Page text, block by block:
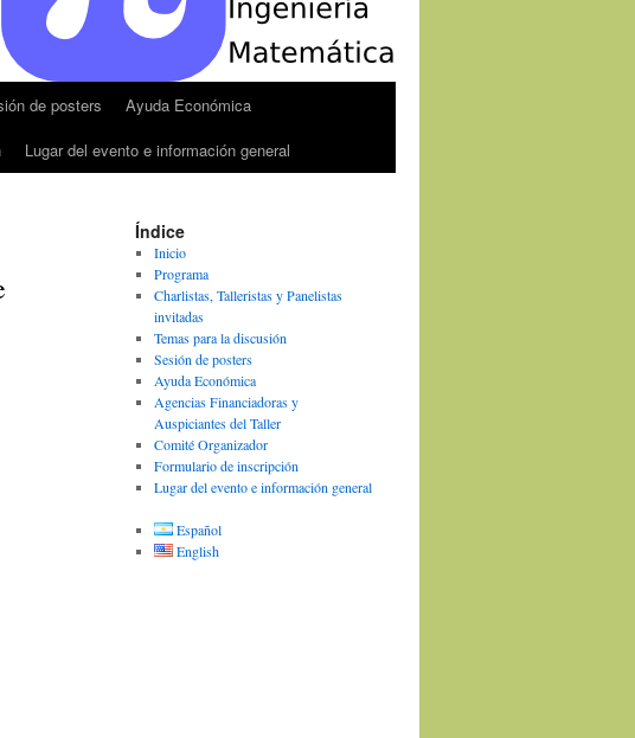
de posters
Ayuda Económica
Lugar del evento e información general
Índice
Inicio
Programa
Charlistas, Talleristas y Panelistas
invitadas
Temas para la discusión
Sesión de posters
Ayuda Económica
Agencias Financiadoras y
Auspiciantes del Taller
Comité Organizador
Formulario de inscripción
Lugar del evento e información general
Español
English